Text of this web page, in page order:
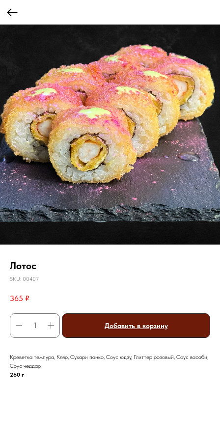
Лотос
SKU: 00407
365 ₽
Добавить в корзину
Креветка темпура, Кляр, Сухари панко, Соус юдзу, Глиттер розовый, Соус васаби,
Соус чеддар
260 г